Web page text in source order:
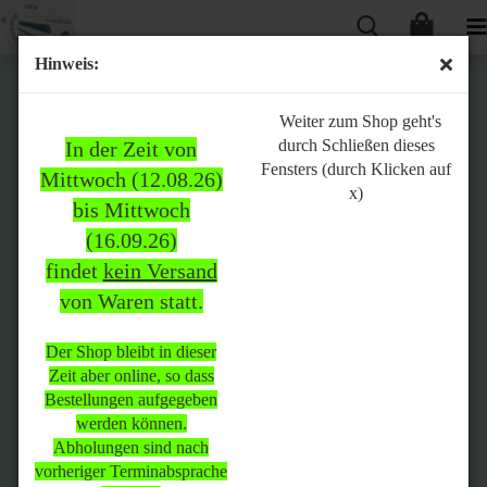
Hinweis:
In der Zeit von
Mittwoch (12.08.26)
bis Mittwoch
(16.09.26)
findet kein Versand
von Waren statt.
Der Shop bleibt in dieser
Zeit aber online, so dass
Bestellungen aufgegeben
werden können.
Abholungen sind nach
vorheriger Terminabsprache
Weiter zum Shop geht's
durch Schließen dieses
Fensters (durch Klicken auf
x)
Bitte
beachten:
In der Zeit von Mittwoch
(12.08.26) bis Mittwoch
(16.09.26)
statt.
Der Shop bleibt in dieser Zeit
aber online, so dass
Bestellungen aufgegeben
werden können.